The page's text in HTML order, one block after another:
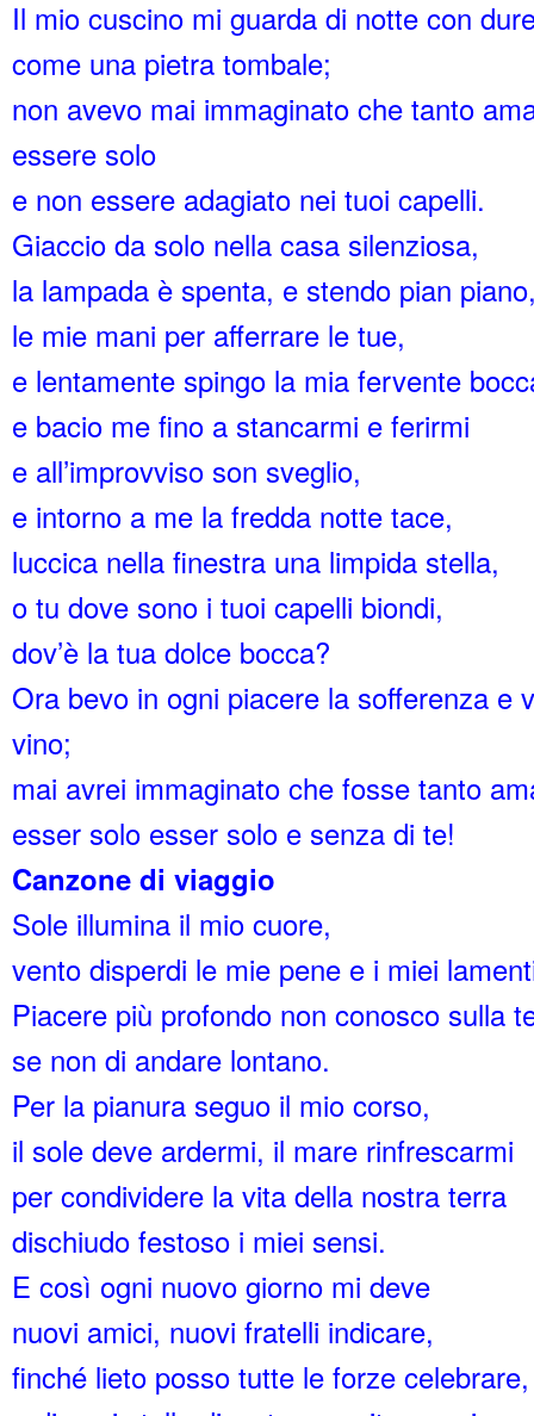
Il mio cuscino mi guarda di notte con
come una pietra tombale;
non avevo mai immaginato che tanto
essere solo
e non essere adagiato nei tuoi capelli.
Giaccio da solo nella casa silenziosa,
la lampada è spenta, e stendo pian
le mie mani per afferrare le tue,
e lentamente spingo la mia fervente
e bacio me fino a stancarmi e ferirmi
e all’improvviso son sveglio,
e intorno a me la fredda notte tace,
luccica nella finestra una limpida stella,
o tu dove sono i tuoi capelli biondi,
dov’è la tua dolce bocca?
Ora bevo in ogni piacere la sofferenza e
vino;
mai avrei immaginato che fosse tanto
esser solo esser solo e senza di te!
Canzone di viaggio
Sole illumina il mio cuore,
vento disperdi le mie pene e i miei
Piacere più profondo non conosco sulla
se non di andare lontano.
Per la pianura seguo il mio corso,
il sole deve ardermi, il mare rinfrescarmi
per condividere la vita della nostra terra
dischiudo festoso i miei sensi.
E così ogni nuovo giorno mi deve
nuovi amici, nuovi fratelli indicare,
finché lieto posso tutte le forze celebrare,